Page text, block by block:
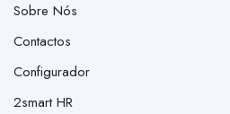
Sobre Nós
Contactos
Configurador
2smart HR